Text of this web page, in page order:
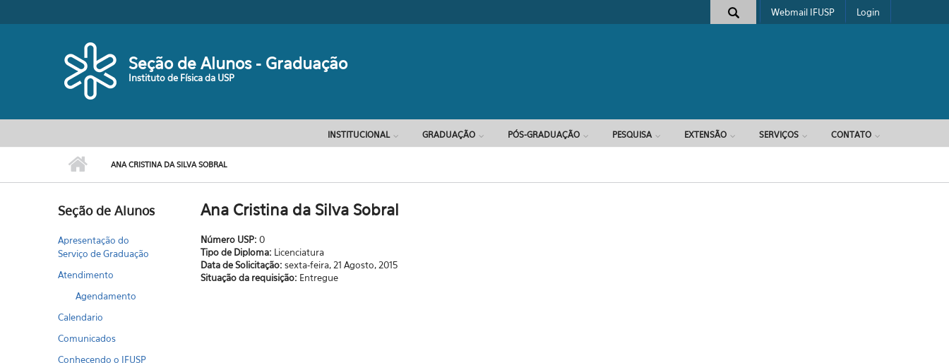
Formulário de busca
Webmail IFUSP Login
Seção de Alunos - Graduação
Instituto de Física da USP
INSTITUCIONAL GRADUAÇÃO PÓS-GRADUAÇÃO PESQUISA EXTENSÃO SERVIÇOS CONTATO
ANA CRISTINA DA SILVA SOBRAL
Seção de Alunos
Apresentação do
Serviço de Graduação
Atendimento
Agendamento
Calendario
Comunicados
Conhecendo o IFUSP
Ana Cristina da Silva Sobral
Número USP: 0
Tipo de Diploma: Licenciatura
Data de Solicitação: sexta-feira, 21 Agosto, 2015
Situação da requisição: Entregue